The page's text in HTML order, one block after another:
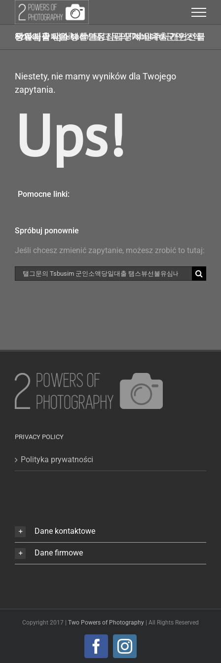
Przejdź
Szukaj w wynikach: 탤그문의 Tsbusim 군인소액당일대출 탬스뷰선불유심내구제 원주시간편긴급생계자금지원 생활안정긴급생계비대출 개인선불폰유심팝니다
Niestety, nie mamy wyników dla Twojego
zapytania.
Ups!
Pomocne linki:
Spróbuj ponownie
Jeśli chcesz zmienić zapytanie, możesz zrobić to tutaj:
Szukaj
PRIVACY POLICY
Polityka prywatności
Dane kontaktowe
Dane firmowe
Copyright 2017 | Two Powers of Photography | All Rights Reserved
FacebookInstagram